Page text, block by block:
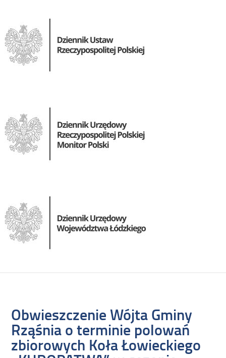
Obwieszczenie Wójta Gminy
Rząśnia o terminie polowań
zbiorowych Koła Łowieckiego